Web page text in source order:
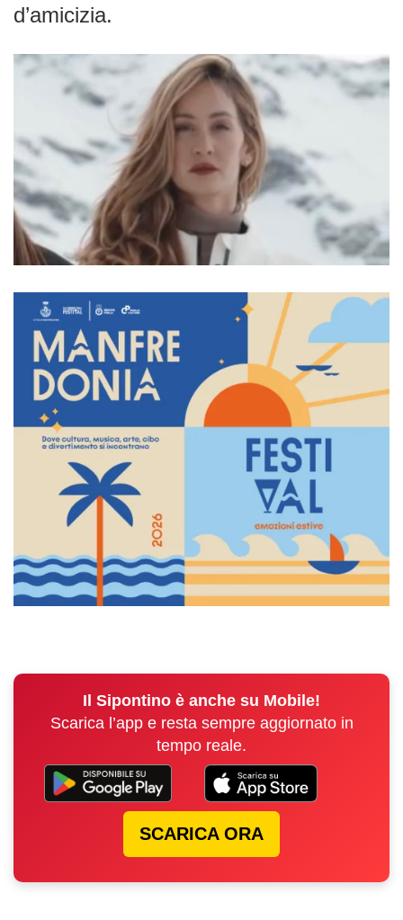
d’amicizia.
Il Sipontino è anche su Mobile!
Scarica l’app e resta sempre aggiornato in
tempo reale.
SCARICA ORA